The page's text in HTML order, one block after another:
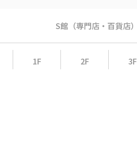
S館（専門店・百貨店）
1F 2F 3F